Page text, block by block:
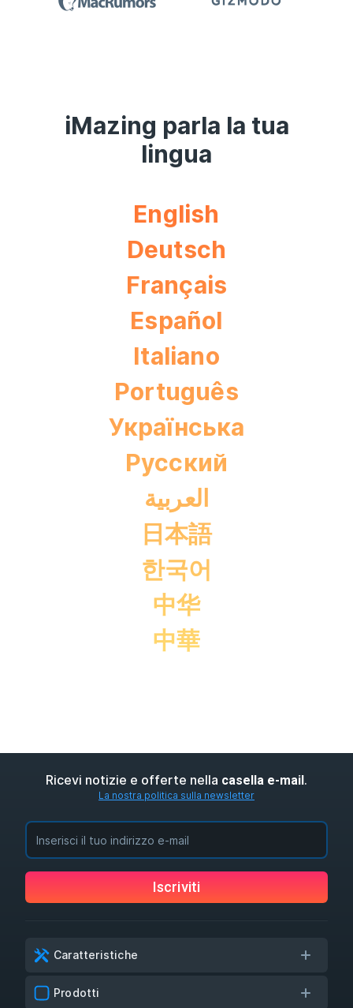
iMazing parla la tua
lingua
English
Deutsch
Français
Español
Italiano
Português
Українська
Pусский
العربية
日本語
한국어
中华
中華
Ricevi notizie e offerte nella casella e-mail.
La nostra politica sulla newsletter
Iscriviti
Caratteristiche
Prodotti